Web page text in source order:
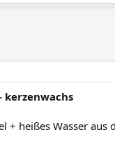
kerzenwachs
+ heißes Wasser aus